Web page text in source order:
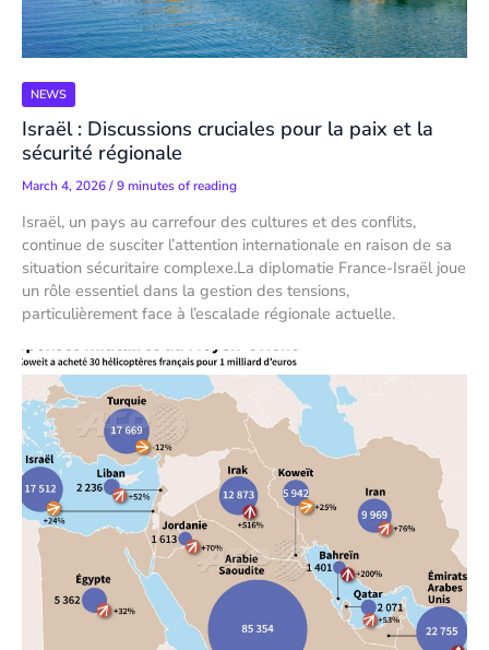
NEWS
Israël : Discussions cruciales pour la paix et la
sécurité régionale
March 4, 2026/9 minutes of reading
Israël, un pays au carrefour des cultures et des conflits,
continue de susciter l’attention internationale en raison de sa
situation sécuritaire complexe.La diplomatie France-Israël joue
un rôle essentiel dans la gestion des tensions,
particulièrement face à l’escalade régionale actuelle.